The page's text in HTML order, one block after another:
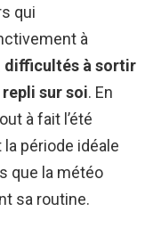
qui
à
difficultés à sortir
sur soi. En
à fait l’été
la période idéale
que la météo
sa routine.